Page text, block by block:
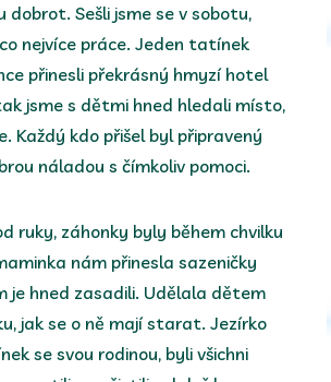
dobrot. Sešli jsme se v sobotu,
nejvíce práce. Jeden tatínek
přinesli překrásný hmyzí hotel
jsme s dětmi hned hledali místo,
Každý kdo přišel byl připravený
náladou s čímkoliv pomoci.
ruky, záhonky byly během chvilku
nám přinesla sazeničky
je hned zasadili. Udělala dětem
jak se o ně mají starat. Jezírko
se svou rodinou, byli všichni